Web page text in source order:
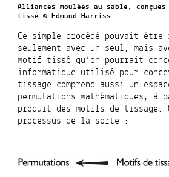
Alliances moulées au sable,
tissé © Edmund Harriss
Ce simple procédé pouvait être
seulement avec un seul, mais
motif tissé qu’on pourrait
informatique utilisé pour
tissage comprend aussi un
permutations mathématiques,
produit des motifs de tissage.
processus de la sorte :